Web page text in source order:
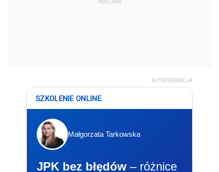
REKLAMA
AUTOPROMOCJA
SZKOLENIE ONLINE
Małgorzata Tarkowska
JPK bez błędów – różnice